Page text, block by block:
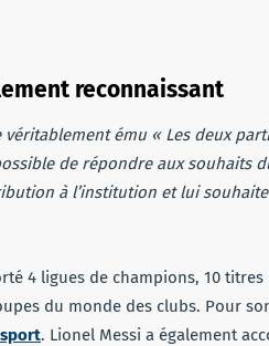
reconnaissant
ému « Les deux
de répondre aux souhaits
à l’institution et lui
4 ligues de champions, 10 titres
du monde des clubs. Pour
. Lionel Messi a également